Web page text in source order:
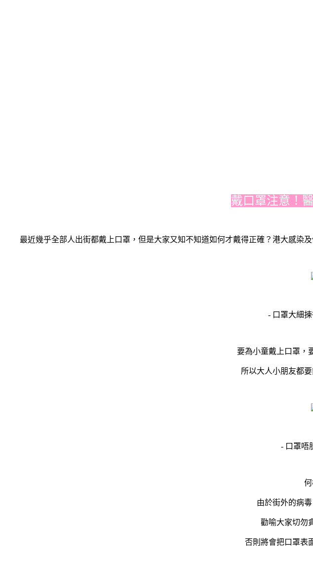
戴口罩注意！
最近幾乎全部人出街都戴上口罩，但是大家又知不知道如何才戴得正確？港大感染
- 口罩大細
要為小童戴上口罩，
所以大人小朋友都
- 口罩唔
由於街外的病
勸喻大家切勿
否則將會把口罩表